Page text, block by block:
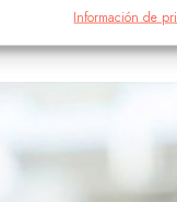
Información de
de color rojo